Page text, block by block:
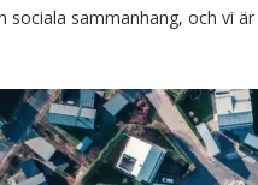
sammanhang, och vi